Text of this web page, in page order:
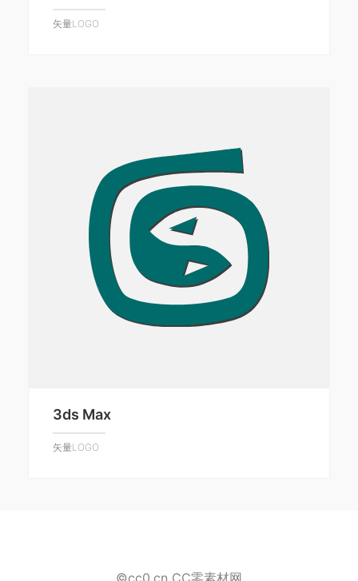
矢量LOGO
3ds Max
矢量LOGO
©cc0.cn CC零素材网